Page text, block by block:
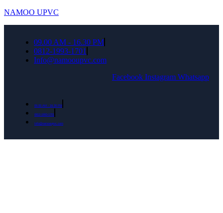
NAMOO UPVC
09.00 AM - 16.30 PM
0812-1993-1701
Info@namooupvc.com
Facebook Instagram Whatsapp
09.00 AM - 16.30 PM
0812-1993-1701
Info@namooupvc.com